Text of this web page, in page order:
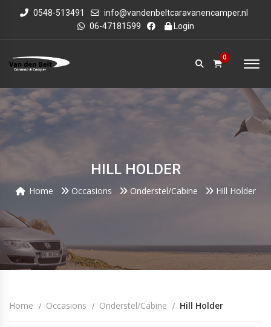
0548-513491
info@vandenbeltcaravanencamper.nl
06-47181599
Login
0
HILL HOLDER
Home Occasions Onderstel/cabine Hill Holder
Home Occasions Onderstel/cabine Hill Holder